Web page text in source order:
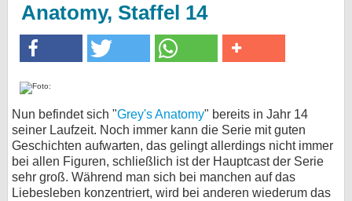
Anatomy, Staffel 14
Nun befindet sich "Grey's Anatomy" bereits in Jahr 14
seiner Laufzeit. Noch immer kann die Serie mit guten
Geschichten aufwarten, das gelingt allerdings nicht immer
bei allen Figuren, schließlich ist der Hauptcast der Serie
sehr groß. Während man sich bei manchen auf das
Liebesleben konzentriert, wird bei anderen wiederum das
Veranstaltungen
Specials
Gewinnspiele
Forum
bei X